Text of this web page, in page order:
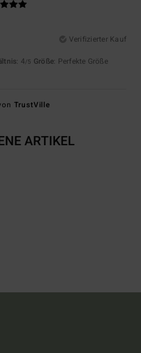
Verifizierter Kauf
: 4/5 Größe: Perfekte Größe
TrustVille
ARTIKEL